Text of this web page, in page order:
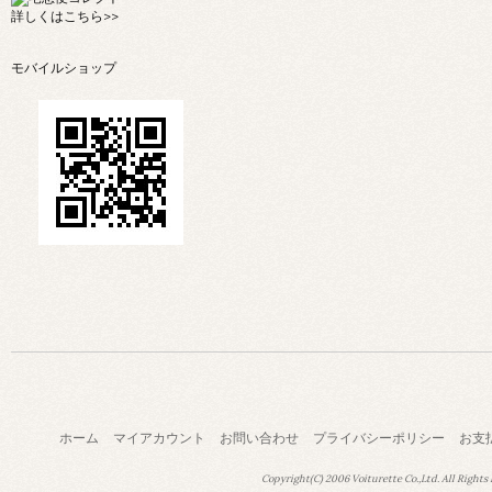
詳しくはこちら>>
モバイルショップ
ホーム マイアカウント お問い合わせ プライバシーポリシー お支
Copyright(C) 2006 Voiturette Co.,Ltd. All Rights